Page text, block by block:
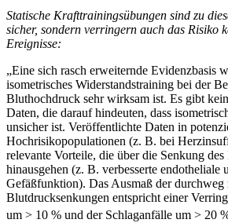
Statische Krafttrainingsübungen sind zu
sicher, sondern verringern auch das Risiko
Ereignisse:
„Eine sich rasch erweiternde Evidenzbasis
isometrisches Widerstandstraining bei der
Bluthochdruck sehr wirksam ist. Es gibt
Daten, die darauf hindeuten, dass
unsicher ist. Veröffentlichte Daten in
Hochrisikopopulationen (z. B. bei
relevante Vorteile, die über die Senkung
hinausgehen (z. B. verbesserte endotheliale
Gefäßfunktion). Das Ausmaß der durchweg
Blutdrucksenkungen entspricht einer
um > 10 % und der Schlaganfälle um > 20